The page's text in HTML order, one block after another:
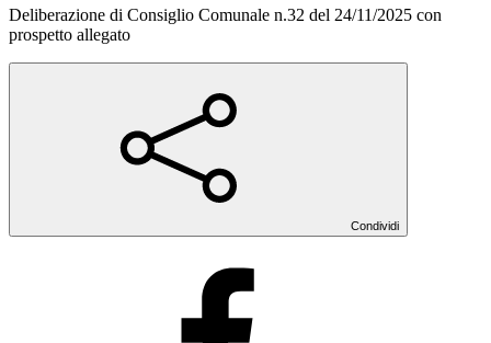
Deliberazione di Consiglio Comunale n.32 del 24/11/2025 con
prospetto allegato
Condividi